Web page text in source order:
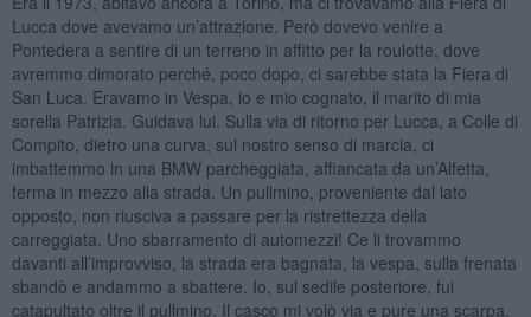
Lucca dove avevamo un’attrazione. Però dovevo venire a
Pontedera a sentire di un terreno in affitto per la roulotte, dove
avremmo dimorato perché, poco dopo, ci sarebbe stata la Fiera di
San Luca. Eravamo in Vespa, io e mio cognato, il marito di mia
sorella Patrizia. Guidava lui. Sulla via di ritorno per Lucca, a Colle di
Compito, dietro una curva, sul nostro senso di marcia, ci
imbattemmo in una BMW parcheggiata, affiancata da un’Alfetta,
ferma in mezzo alla strada. Un pullmino, proveniente dal lato
opposto, non riusciva a passare per la ristrettezza della
carreggiata. Uno sbarramento di automezzi! Ce li trovammo
davanti all’improvviso, la strada era bagnata, la vespa, sulla frenata
sbandò e andammo a sbattere. Io, sul sedile posteriore, fui
catapultato oltre il pullmino. Il casco mi volò via e pure una scarpa.